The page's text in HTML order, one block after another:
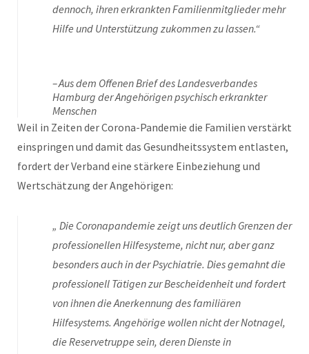
dennoch, ihren erkrankten Familienmitglieder mehr
Hilfe und Unterstützung zukommen zu lassen.“
Aus dem Offenen Brief des Landesverbandes
Hamburg der Angehörigen psychisch erkrankter
Menschen
Weil in Zeiten der Corona-Pandemie die Familien verstärkt
einspringen und damit das Gesundheitssystem entlasten,
fordert der Verband eine stärkere Einbeziehung und
Wertschätzung der Angehörigen:
„ Die Coronapandemie zeigt uns deutlich Grenzen der
professionellen Hilfesysteme, nicht nur, aber ganz
besonders auch in der Psychiatrie. Dies gemahnt die
professionell Tätigen zur Bescheidenheit und fordert
von ihnen die Anerkennung des familiären
Hilfesystems. Angehörige wollen nicht der Notnagel,
die Reservetruppe sein, deren Dienste in